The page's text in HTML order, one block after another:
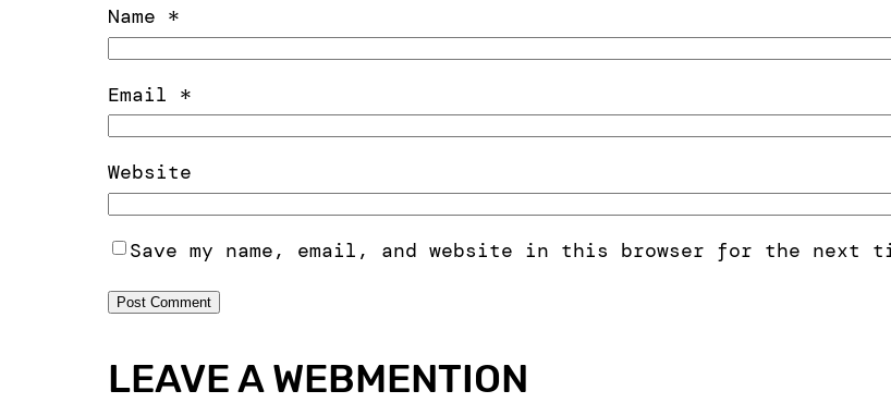
Name *
Email *
Website
Save my name, email, and website in this browser for the next
LEAVE A WEBMENTION